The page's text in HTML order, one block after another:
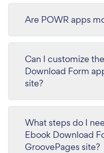
Are POWR apps
Can I customize
Download Form
site?
What steps do I
Ebook Download
GroovePages site?